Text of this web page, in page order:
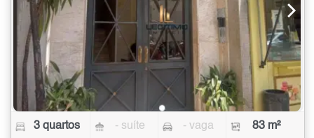
3 quartos - suíte - vaga 83 m²